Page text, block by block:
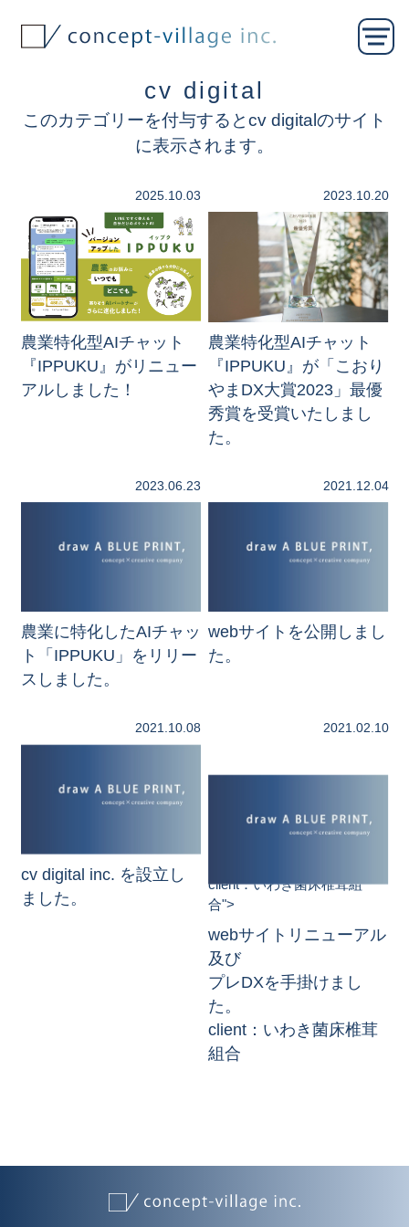
cv digital
このカテゴリーを付与するとcv digitalのサイト
に表示されます。
2025.10.03
農業特化型AIチャット
『IPPUKU』がリニュー
アルしました！
2023.10.20
農業特化型AIチャット
『IPPUKU』が「こおり
やまDX大賞2023」最優
秀賞を受賞いたしまし
た。
2023.06.23
農業に特化したAIチャッ
ト「IPPUKU」をリリー
スしました。
2021.12.04
webサイトを公開しまし
た。
2021.10.08
cv digital inc. を設立し
ました。
2021.02.10
client：いわき菌床椎茸組
合">
webサイトリニューアル
及び
プレDXを手掛けまし
た。
client：いわき菌床椎茸
組合